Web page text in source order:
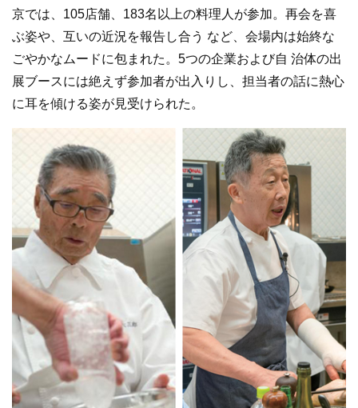
京では、105店舗、183名以上の料理人が参加。再会を喜
ぶ姿や、互いの近況を報告し合う など、会場内は始終な
ごやかなムードに包まれた。5つの企業および自 治体の出
展ブースには絶えず参加者が出入りし、担当者の話に熱心
に耳を傾ける姿が見受けられた。